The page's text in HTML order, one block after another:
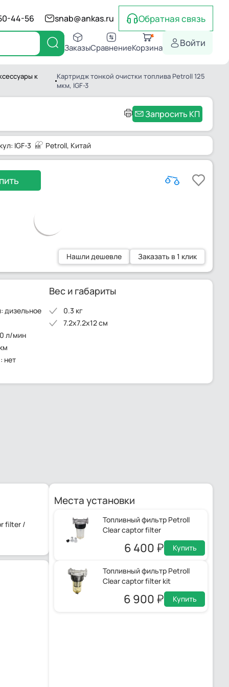
44-56 snab@ankas.ru Обратная связь
ЗаказыСравнениеКорзина Войти
к
Картридж тонкой очистки топлива Petroll 125
мкм, IGF-3
Запросить КП
IGF-3 Petroll, Китай
Нашли дешевле Заказать в 1 клик
дизельное
л/мин
нет
Вес и габариты
0.3 кг
7.2x7.2x12 см
filter /
Места установки
Топливный фильтр Petroll
Clear captor filter
6 400 Купить
Топливный фильтр Petroll
Clear captor filter kit
6 900 Купить